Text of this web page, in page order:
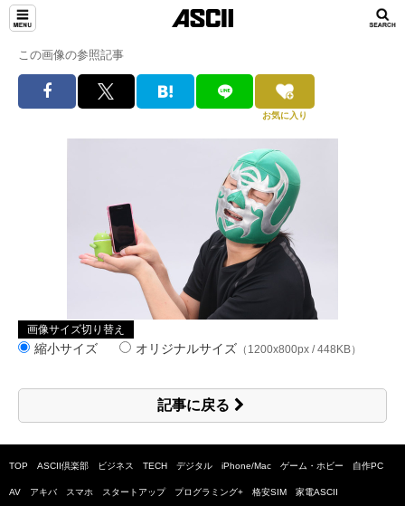
この画像の参照記事
お気に入り
画像サイズ切り替え
縮小サイズ オリジナルサイズ （1200x800px / 448KB）
記事に戻る
TOP ASCII倶楽部 ビジネス TECH デジタル iPhone/Mac ゲーム・ホビー 自作PC
AV アキバ スマホ スタートアップ プログラミング+ 格安SIM 家電ASCII